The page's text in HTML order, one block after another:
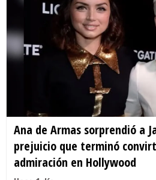
Ana de Armas sorprendió a
prejuicio que terminó
admiración en Hollywood